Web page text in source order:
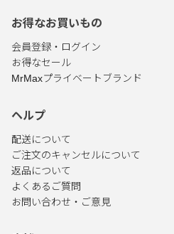
お得なお買いもの
会員登録・ログイン
お得なセール
MrMaxプライベートブランド
ヘルプ
配送について
ご注文のキャンセルについて
返品について
よくあるご質問
お問い合わせ・ご意見